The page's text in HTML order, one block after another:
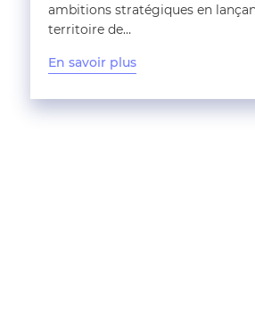
ambitions stratégiques en
territoire de…
En savoir plus